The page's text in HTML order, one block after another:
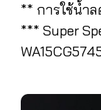
** การใช้น้ำ
*** Super